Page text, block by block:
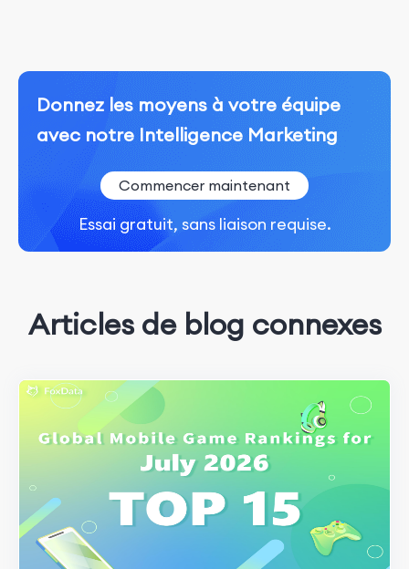
Donnez les moyens à votre équipe
avec notre Intelligence Marketing
Commencer maintenant
Essai gratuit, sans liaison requise.
Articles de blog connexes